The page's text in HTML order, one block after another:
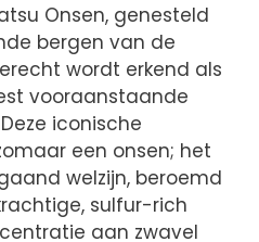
Onsen, genesteld
bergen van de
wordt erkend als
vooraanstaande
iconische
een onsen; het
welzijn, beroemd
sulfur-rich
aan zwavel